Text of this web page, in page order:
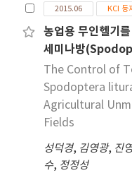
하였다. 담배거세
란수는 차이가 없
억제되었다. 번데
충의 산란수는 선
율 또한 감소하였
위해 comet
PAGE 등을 통해
정도에 변화가 나
사 후 발육 지연 및
2015.06 KCI 등
농업용 무인헬기
세미나방
The Control of
Spodoptera
Agricultural
Fields
성덕경, 김영광, 진
수, 정정성